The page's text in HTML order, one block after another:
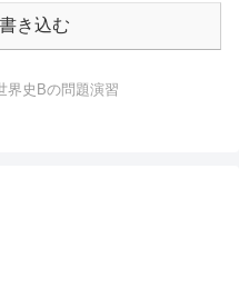
き込む
界史Bの問題演習